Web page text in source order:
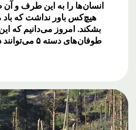
انسان‌ها را به این طرف و
هیچ‌کس باور نداشت که باد
بشکند. امروز می‌دانیم که
طوفان‌های دسته